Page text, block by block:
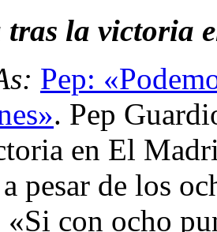
la victoria
Pep:
. Pep
en El
pesar de los
con ocho